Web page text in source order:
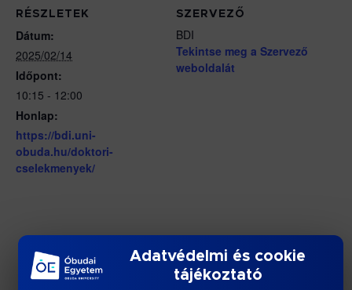
RÉSZLETEK
Dátum:
2025/02/14
Időpont:
10:15 - 12:00
Honlap:
https://bdi.uni-
obuda.hu/doktori-
cselekmenyek/
SZERVEZŐ
BDI
Tekintse meg a Szervező
weboldalát
Adatvédelmi és cookie
tájékoztató